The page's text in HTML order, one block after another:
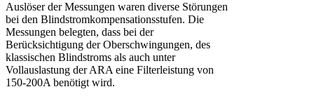
Auslöser der Messungen waren diverse Störungen
bei den Blindstromkompensationsstufen. Die
Messungen belegten, dass bei der
Berücksichtigung der Oberschwingungen, des
klassischen Blindstroms als auch unter
Vollauslastung der ARA eine Filterleistung von
150-200A benötigt wird.